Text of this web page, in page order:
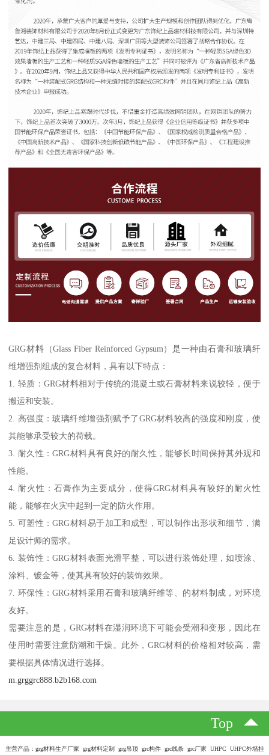
GRG材料（Glass Fiber Reinforced Gypsum）是一种由石膏和玻璃纤
维增强剂组成的复合材料，具有以下特点：
1. 轻质：GRG材料相对于传统的混凝土或石膏材料来说较轻，便于
搬运和安装。
2. 高强度：玻璃纤维增强剂赋予了GRG材料较高的强度和刚度，使
其能够承受较大的荷载。
3. 耐久性：GRG材料具有良好的耐久性，能够长时间保持其外观和
性能。
4. 耐火性：石膏作为主要成分，使得GRG材料具有较好的耐火性
能，能够在火灾中起到一定的防火作用。
5. 可塑性：GRG材料易于加工和成型，可以制作出形状和细节，满
足设计师的需求。
6. 装饰性：GRG材料表面光滑平整，可以进行装饰处理，如喷涂、
涂料、镀金等，使其具有较好的装饰效果。
7. 环保性：GRG材料采用石膏和玻璃纤维等、的材料制成，对环境
友好。
需要注意的是，GRG材料在湿润环境下可能会受潮和变形，因此在
使用时需要注意防潮和干燥。此外，GRG材料的价格相对较高，需
要根据具体情况进行选择。
m.grggrc888.b2b168.com
Top
主营产品：grg材料生产厂家 grg材料定制 grg吊顶 grc构件 grc线条 grc厂家 UHPC UHPC外墙挂